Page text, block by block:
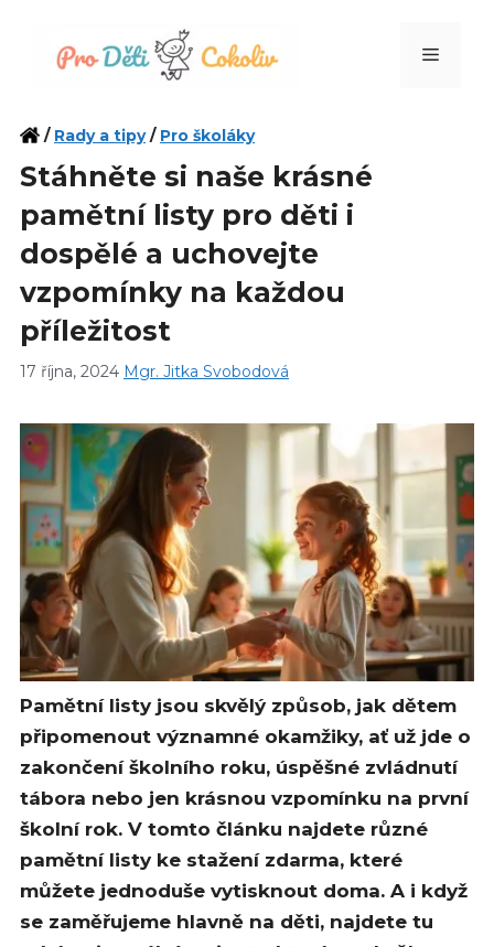
Menu
/ Rady a tipy/ Pro školáky
Stáhněte si naše krásné
pamětní listy pro děti i
dospělé a uchovejte
vzpomínky na každou
příležitost
17 října, 2024 Mgr. Jitka Svobodová
Pamětní listy jsou skvělý způsob, jak dětem
připomenout významné okamžiky, ať už jde o
zakončení školního roku, úspěšné zvládnutí
tábora nebo jen krásnou vzpomínku na první
školní rok. V tomto článku najdete různé
pamětní listy ke stažení zdarma, které
můžete jednoduše vytisknout doma. A i když
se zaměřujeme hlavně na děti, najdete tu